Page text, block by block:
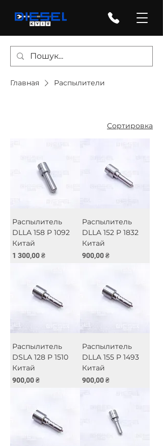
Главная Распылители
Сортировка
Распылитель
DLLA 158 P 1092
Китай
Цена
1 300,00 ₴
Распылитель
DLLA 152 P 1832
Китай
Цена
900,00 ₴
Распылитель
DSLA 128 P 1510
Китай
Цена
900,00 ₴
Распылитель
DLLA 155 P 1493
Китай
Цена
900,00 ₴